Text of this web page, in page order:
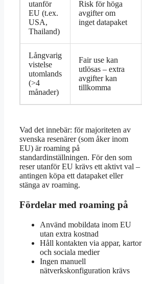
utanför
EU (t.ex.
USA,
Thailand)
Risk för höga
avgifter om
inget datapaket
Långvarig
vistelse
utomlands
(>4
månader)
Fair use kan
utlösas – extra
avgifter kan
tillkomma
Vad det innebär: för majoriteten av
svenska resenärer (som åker inom
EU) är roaming på
standardinställningen. För den som
reser utanför EU krävs ett aktivt val –
antingen köpa ett datapaket eller
stänga av roaming.
Fördelar med roaming på
Använd mobildata inom EU
utan extra kostnad
Håll kontakten via appar, kartor
och sociala medier
Ingen manuell
nätverkskonfiguration krävs